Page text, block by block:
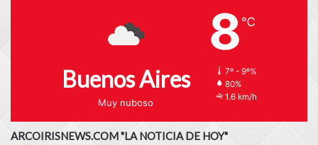
Buenos Aires
Muy nuboso
8 ℃
7º - 9º%
80%
1.6 km/h
ARCOIRISNEWS.COM "LA NOTICIA DE HOY"